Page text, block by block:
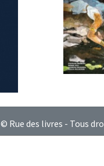
© Rue des livres - Tous